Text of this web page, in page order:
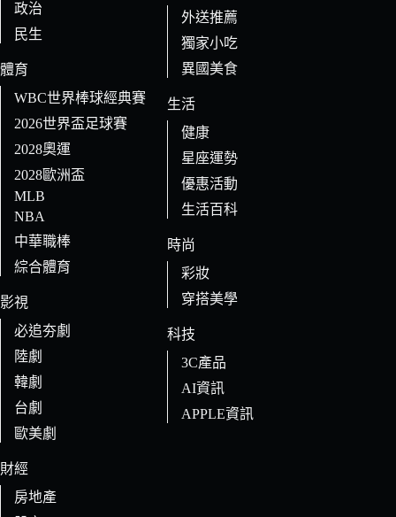
政治
民生
體育
WBC世界棒球經典賽
2026世界盃足球賽
2028奧運
2028歐洲盃
MLB
NBA
中華職棒
綜合體育
影視
必追夯劇
陸劇
韓劇
台劇
歐美劇
財經
房地產
外送推薦
獨家小吃
異國美食
生活
健康
星座運勢
優惠活動
生活百科
時尚
彩妝
穿搭美學
科技
3C產品
AI資訊
APPLE資訊